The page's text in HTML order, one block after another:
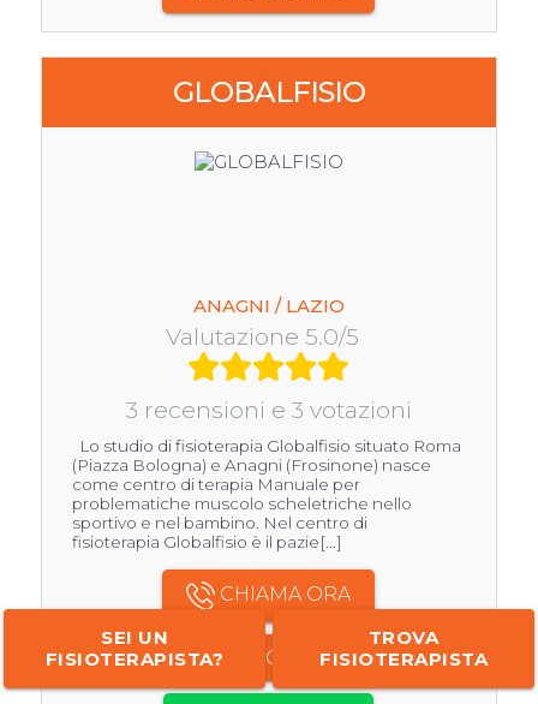
GLOBALFISIO
ANAGNI / LAZIO
Valutazione 5.0/5
3 recensioni e 3 votazioni
Lo studio di fisioterapia Globalfisio situato Roma
(Piazza Bologna) e Anagni (Frosinone) nasce
come centro di terapia Manuale per
problematiche muscolo scheletriche nello
sportivo e nel bambino. Nel centro di
fisioterapia Globalfisio è il pazie[...]
CHIAMA ORA
INFO CENTRO
SEI UN
FISIOTERAPISTA?
TROVA
FISIOTERAPISTA